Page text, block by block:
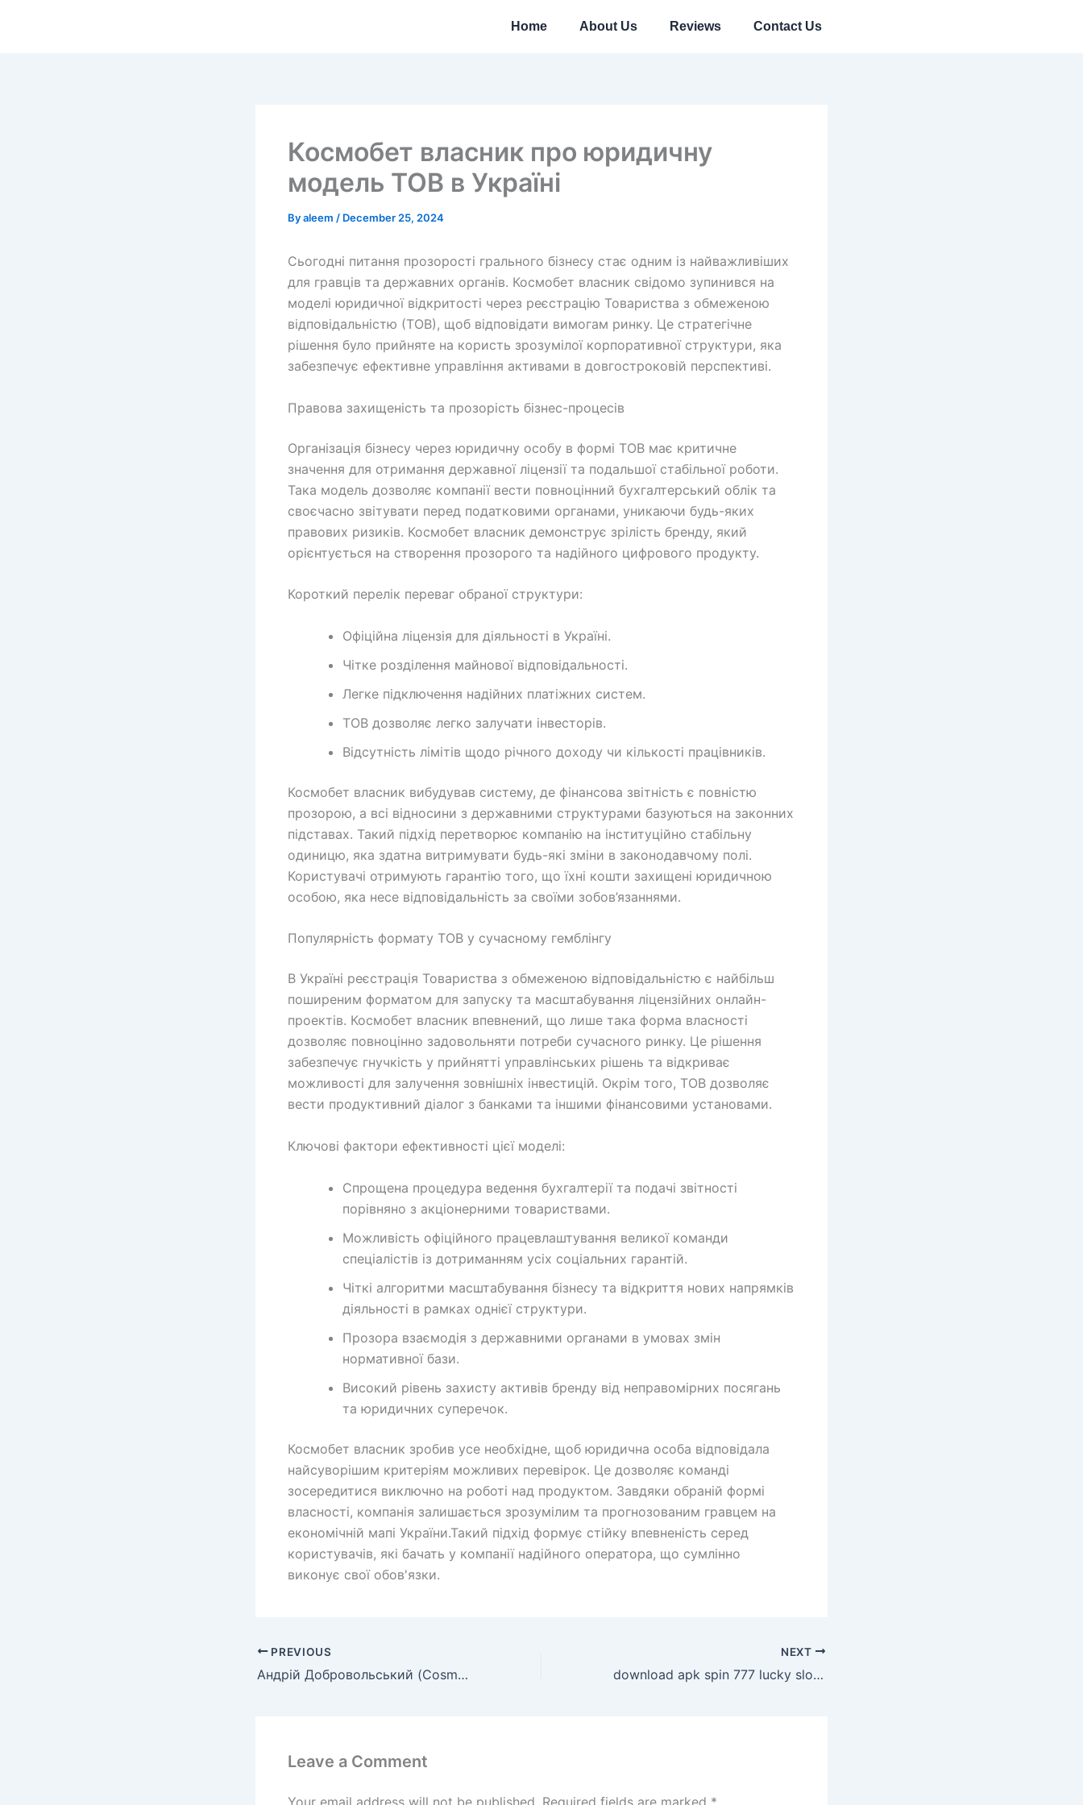
Home About Us Reviews Contact Us
Космобет власник про юридичну
модель ТОВ в Україні
Byaleem / December 25, 2024
Сьогодні питання прозорості грального бізнесу стає одним із найважливіших
для гравців та державних органів. Космобет власник свідомо зупинився на
моделі юридичної відкритості через реєстрацію Товариства з обмеженою
відповідальністю (ТОВ), щоб відповідати вимогам ринку. Це стратегічне
рішення було прийняте на користь зрозумілої корпоративної структури, яка
забезпечує ефективне управління активами в довгостроковій перспективі.
Правова захищеність та прозорість бізнес-процесів
Організація бізнесу через юридичну особу в формі ТОВ має критичне
значення для отримання державної ліцензії та подальшої стабільної роботи.
Така модель дозволяє компанії вести повноцінний бухгалтерський облік та
своєчасно звітувати перед податковими органами, уникаючи будь-яких
правових ризиків. Космобет власник демонструє зрілість бренду, який
орієнтується на створення прозорого та надійного цифрового продукту.
Короткий перелік переваг обраної структури:
Офіційна ліцензія для діяльності в Україні.
Чітке розділення майнової відповідальності.
Легке підключення надійних платіжних систем.
ТОВ дозволяє легко залучати інвесторів.
Відсутність лімітів щодо річного доходу чи кількості працівників.
Космобет власник вибудував систему, де фінансова звітність є повністю
прозорою, а всі відносини з державними структурами базуються на законних
підставах. Такий підхід перетворює компанію на інституційно стабільну
одиницю, яка здатна витримувати будь-які зміни в законодавчому полі.
Користувачі отримують гарантію того, що їхні кошти захищені юридичною
особою, яка несе відповідальність за своїми зобов’язаннями.
Популярність формату ТОВ у сучасному гемблінгу
В Україні реєстрація Товариства з обмеженою відповідальністю є найбільш
поширеним форматом для запуску та масштабування ліцензійних онлайн-
проектів. Космобет власник впевнений, що лише така форма власності
дозволяє повноцінно задовольняти потреби сучасного ринку. Це рішення
забезпечує гнучкість у прийнятті управлінських рішень та відкриває
можливості для залучення зовнішніх інвестицій. Окрім того, ТОВ дозволяє
вести продуктивний діалог з банками та іншими фінансовими установами.
Ключові фактори ефективності цієї моделі:
Спрощена процедура ведення бухгалтерії та подачі звітності
порівняно з акціонерними товариствами.
Можливість офіційного працевлаштування великої команди
спеціалістів із дотриманням усіх соціальних гарантій.
Чіткі алгоритми масштабування бізнесу та відкриття нових напрямків
діяльності в рамках однієї структури.
Прозора взаємодія з державними органами в умовах змін
нормативної бази.
Високий рівень захисту активів бренду від неправомірних посягань
та юридичних суперечок.
Космобет власник зробив усе необхідне, щоб юридична особа відповідала
найсуворішим критеріям можливих перевірок. Це дозволяє команді
зосередитися виключно на роботі над продуктом. Завдяки обраній формі
власності, компанія залишається зрозумілим та прогнозованим гравцем на
економічній мапі України.Такий підхід формує стійку впевненість серед
користувачів, які бачать у компанії надійного оператора, що сумлінно
виконує свої обов'язки.
PREVIOUS
Андрій Добровольський (Cosmobet): iGaming як нова соціальна мережа. Чому емоції перемагають алгоритми?
NEXT
download apk spin 777 lucky slots casino 3
Leave a Comment